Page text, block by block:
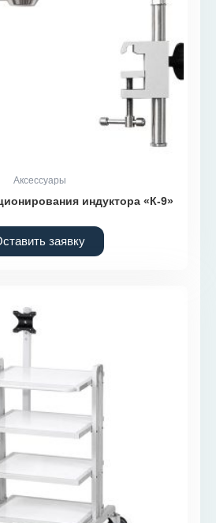
Аксессуары
индуктора «К-9»
заявку